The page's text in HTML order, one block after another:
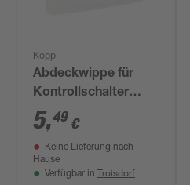
Kopp
Abdeckwippe für
Kontrollschalter
'Venedig' reinweiß
5,49 €
Keine Lieferung nach
Hause
Verfügbar in Troisdorf